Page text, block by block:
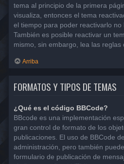
tema al principio de la primera
visualiza, entonces el tema
el tiempo para poder reactivarlo no
También es posible reactivar un
mismo, sin embargo, lea las reglas
Arriba
FORMATOS Y TIPOS DE TEMAS
¿Qué es el código BBCode?
BBcode es una implementación
gran control de formato de los
publicaciones. El uso de BBCode
administración, pero también
formulario de publicación de